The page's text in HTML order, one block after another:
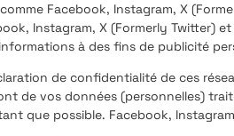
Facebook, Instagram, X
Instagram, X (Formerly Twitter)
à des fins de publicité
de confidentialité de ces
de vos données (personnelles)
que possible. Facebook,